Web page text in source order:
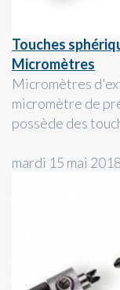
Touches
Micromètres
Micromètres
micromètre de
possède des
mardi 15 mai 2018